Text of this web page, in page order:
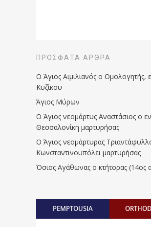
ΠΡΌΣΦΑΤΑ ΆΡΘΡΑ
Ο Άγιος Αιμιλιανός ο Ομολογητής,
Κυζίκου
Άγιος Μύρων
Ο Άγιος νεομάρτυς Αναστάσιος ο εν
Θεσσαλονίκη μαρτυρήσας
Ο Άγιος νεομάρτυρας
Κωνσταντινουπόλει μαρτυρήσας
Όσιος Αγάθωνας ο κτήτορας (14ος
PEMPTOUSIA